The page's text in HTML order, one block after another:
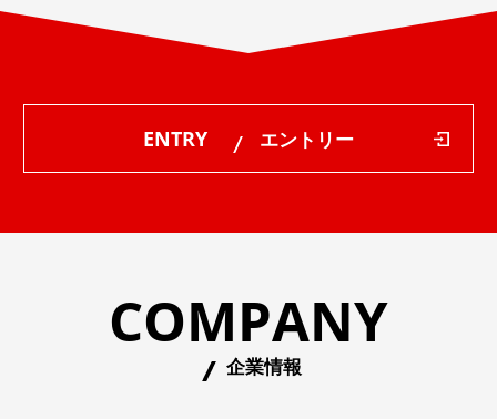
ENTRY エントリー
COMPANY
企業情報